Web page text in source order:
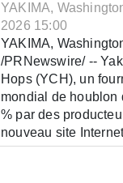
YAKIMA,
2026 15:00
YAKIMA,
/PRNewswire/ --
Hops (YCH), un
mondial de houblon
% par des
nouveau site